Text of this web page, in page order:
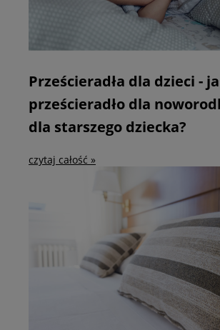
Prześcieradła dla dzieci -
prześcieradło dla
dla starszego dziecka?
czytaj całość »